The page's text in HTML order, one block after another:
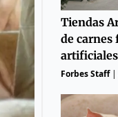
Tiendas
de carnes
artificiales
Forbes Staff|